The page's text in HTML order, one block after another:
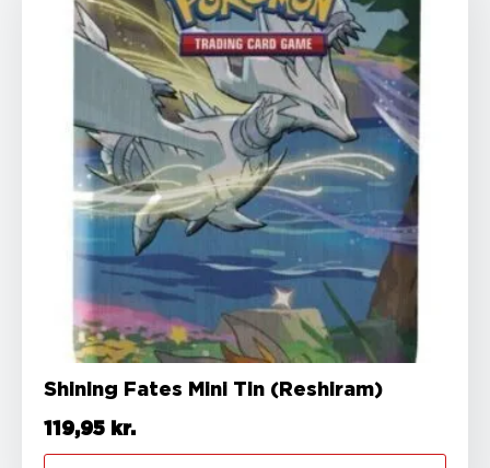
Shining Fates Mini Tin (Reshiram)
119,95 kr.